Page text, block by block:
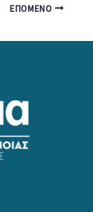
ΕΠΌΜΕΝΟ